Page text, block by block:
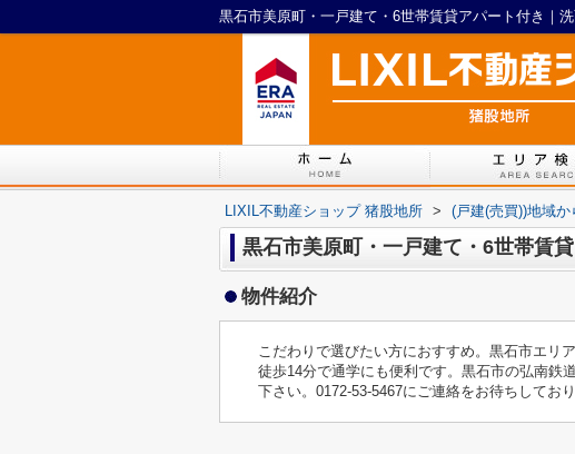
LIXIL不動産ショップ 猪股地所 > (戸建(売買))地域か
黒石市美原町・一戸建て・6世帯賃
物件紹介
こだわりで選びたい方におすすめ。黒石市エリ
徒歩14分で通学にも便利です。黒石市の弘南鉄
下さい。0172-53-5467にご連絡をお待ちしており